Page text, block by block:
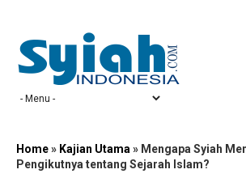
Home» Kajian Utama » Mengapa Syiah
Pengikutnya tentang Sejarah Islam?